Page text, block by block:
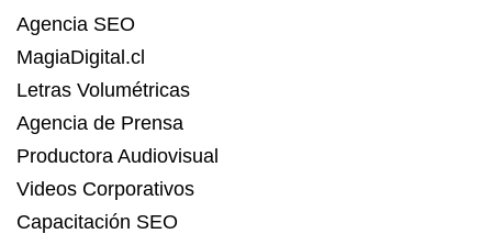
Agencia SEO
MagiaDigital.cl
Letras Volumétricas
Agencia de Prensa
Productora Audiovisual
Videos Corporativos
Capacitación SEO